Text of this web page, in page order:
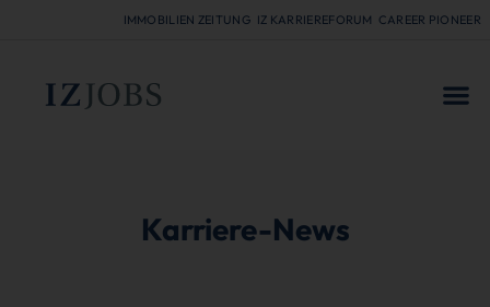
IMMOBILIEN ZEITUNG IZ KARRIEREFORUM CAREER PIONEER
Karriere-News